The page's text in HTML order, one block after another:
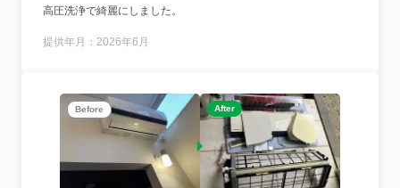
高圧洗浄で綺麗にしました。
提供年月：2026年6月
Before After